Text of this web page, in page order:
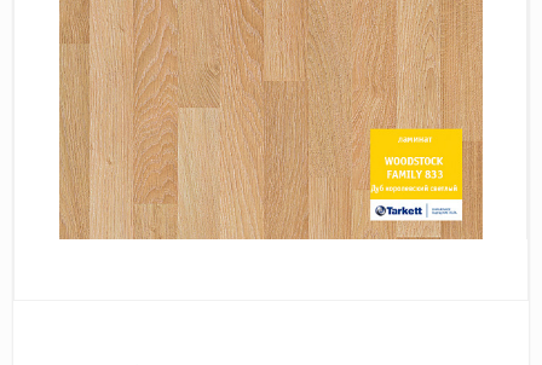
Серый
Бежевый
Дуб светлый
Коричневый
Страна
Австрия